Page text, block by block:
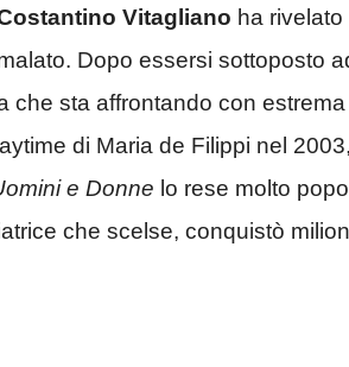
Vitagliano ha
Dopo essersi sottoposto
che sta affrontando con
di Maria de Filippi nel
e Donne lo rese molto
che scelse, conquistò